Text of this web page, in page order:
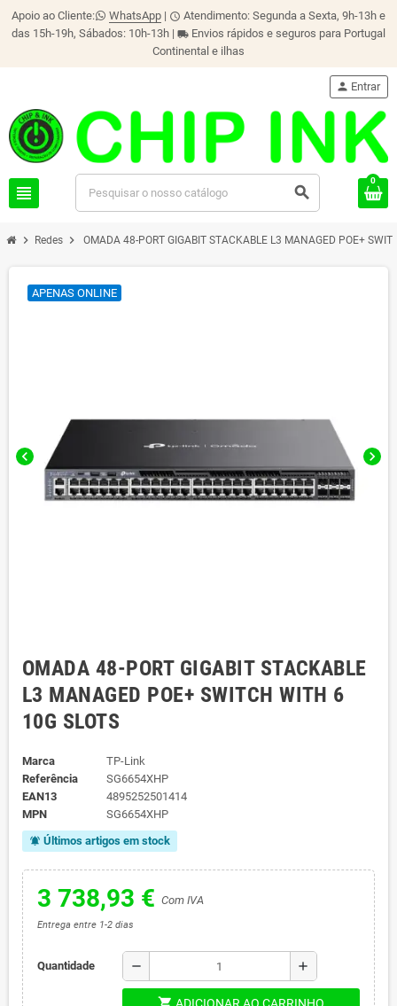
Apoio ao Cliente: WhatsApp | schedule Atendimento: Segunda a Sexta, 9h-13h e
das 15h-19h, Sábados: 10h-13h | local_shipping Envios rápidos e seguros para Portugal
Continental e ilhas
view_headline search
person Entrar
0
chevron_right Redes chevron_right OMADA 48-PORT GIGABIT STACKABLE L3 MANAGED POE+
chevron_left chevron_right
APENAS ONLINE
OMADA 48-PORT GIGABIT STACKABLE
L3 MANAGED POE+ SWITCH WITH 6
10G SLOTS
Marca
TP-Link
Referência
SG6654XHP
EAN13
4895252501414
MPN
SG6654XHP
notifications_active Últimos artigos em stock
3 738,93 € Com IVA
Entrega entre 1-2 dias
Quantidade remove add